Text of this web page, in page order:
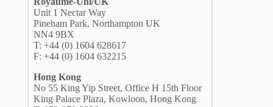
Unit 1 Nectar Way
Pineham Park, Northampton UK
NN4 9BX
T: +44 (0) 1604 628617
F: +44 (0) 1604 632215
Hong Kong
No 55 King Yip Street, Office H 15th Floor
King Palace Plaza, Kowloon, Hong Kong